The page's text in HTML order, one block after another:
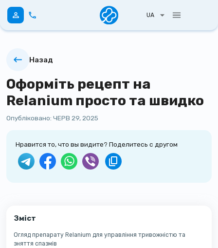
UA
Назад
Оформіть рецепт на
Relanium просто та швидко
Опубліковано:ЧЕРВ 29, 2025
Нравится то, что вы видите? Поделитесь с другом
Зміст
Огляд препарату Relanium для управління тривожністю та
зняття спазмів